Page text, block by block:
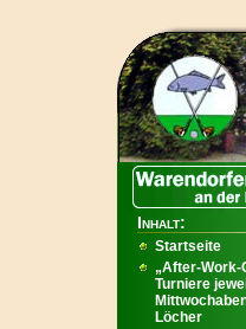
Inhalt:
Startseite
„After-Work-
Turniere
Löcher